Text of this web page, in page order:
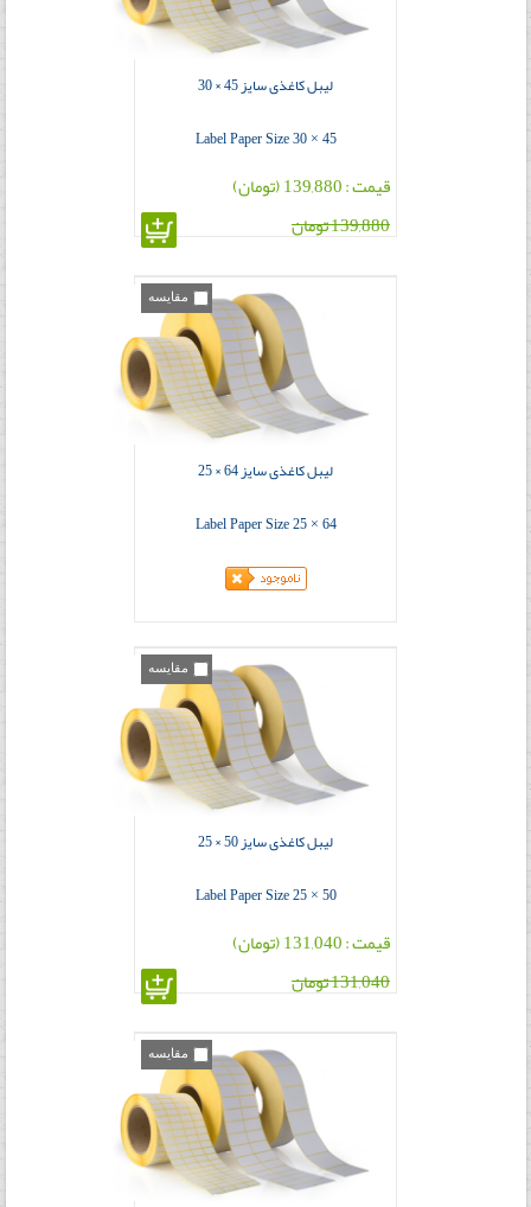
لیبل کاغذی سایز 45 × 30
Label Paper Size 30 × 45
قیمت : 139,880 (تومان)
139,880 تومان
مقایسه
لیبل کاغذی سایز 64 × 25
Label Paper Size 25 × 64
مقایسه
لیبل کاغذی سایز 50 × 25
Label Paper Size 25 × 50
قیمت : 131,040 (تومان)
131,040 تومان
مقایسه